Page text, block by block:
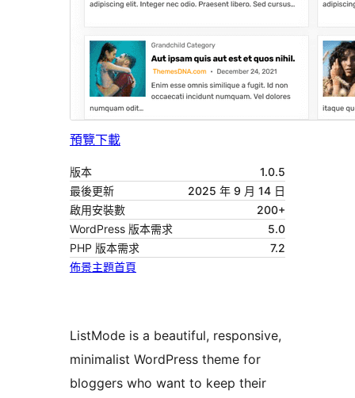
預覽下載
版本
1.0.5
最後更新
2025 年 9 月 14 日
啟用安裝數
200+
WordPress 版本需求
5.0
PHP 版本需求
7.2
佈景主題首頁
ListMode is a beautiful, responsive,
minimalist WordPress theme for
bloggers who want to keep their